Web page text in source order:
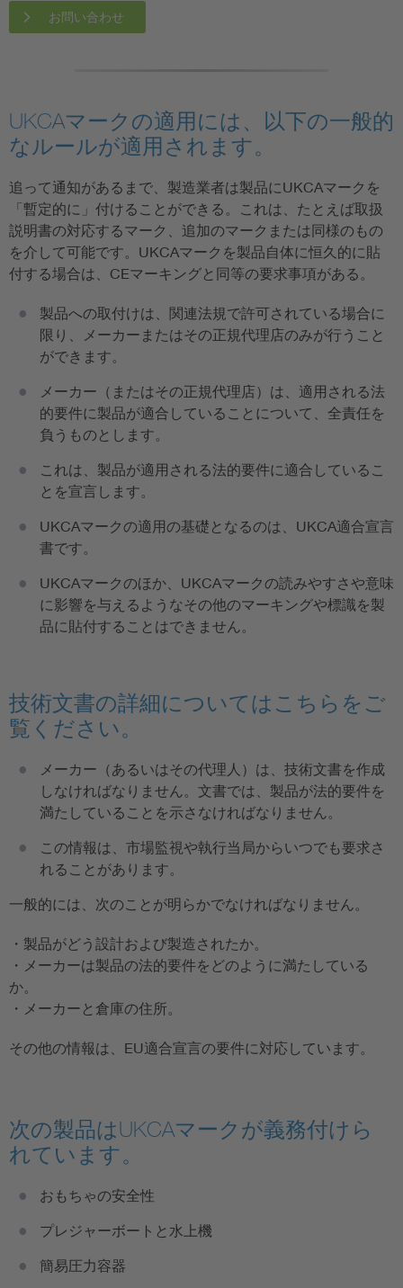
お問い合わせ
UKCAマークの適用には、以下の一般的
なルールが適用されます。
追って通知があるまで、製造業者は製品にUKCAマークを
「暫定的に」付けることができる。これは、たとえば取扱
説明書の対応するマーク、追加のマークまたは同様のもの
を介して可能です。UKCAマークを製品自体に恒久的に貼
付する場合は、CEマーキングと同等の要求事項がある。
製品への取付けは、関連法規で許可されている場合に
限り、メーカーまたはその正規代理店のみが行うこと
ができます。
メーカー（またはその正規代理店）は、適用される法
的要件に製品が適合していることについて、全責任を
負うものとします。
これは、製品が適用される法的要件に適合しているこ
とを宣言します。
UKCAマークの適用の基礎となるのは、UKCA適合宣言
書です。
UKCAマークのほか、UKCAマークの読みやすさや意味
に影響を与えるようなその他のマーキングや標識を製
品に貼付することはできません。
技術文書の詳細についてはこちらをご
覧ください。
メーカー（あるいはその代理人）は、技術文書を作成
しなければなりません。文書では、製品が法的要件を
満たしていることを示さなければなりません。
この情報は、市場監視や執行当局からいつでも要求さ
れることがあります。
一般的には、次のことが明らかでなければなりません。
・製品がどう設計および製造されたか。
・メーカーは製品の法的要件をどのように満たしている
か。
・メーカーと倉庫の住所。
その他の情報は、EU適合宣言の要件に対応しています。
次の製品はUKCAマークが義務付けら
れています。
おもちゃの安全性
プレジャーボートと水上機
簡易圧力容器